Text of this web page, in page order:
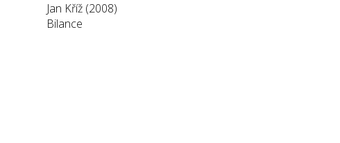
Jan Kříž (2008)
Bilance